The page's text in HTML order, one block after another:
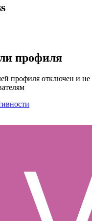
профиля
профиля отключен и не